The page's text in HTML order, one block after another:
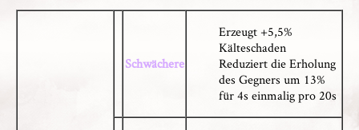
Schwächere
Erzeugt +5,5%
Kälteschaden
Reduziert die Erholung
des Gegners um 13%
für 4s einmalig pro 20s